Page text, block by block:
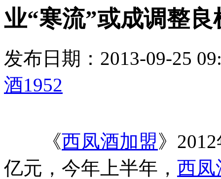
业“寒流”或成调整良
发布日期：2013-09-25
酒1952
《西凤酒加盟》
亿元，今年上半年， 西凤